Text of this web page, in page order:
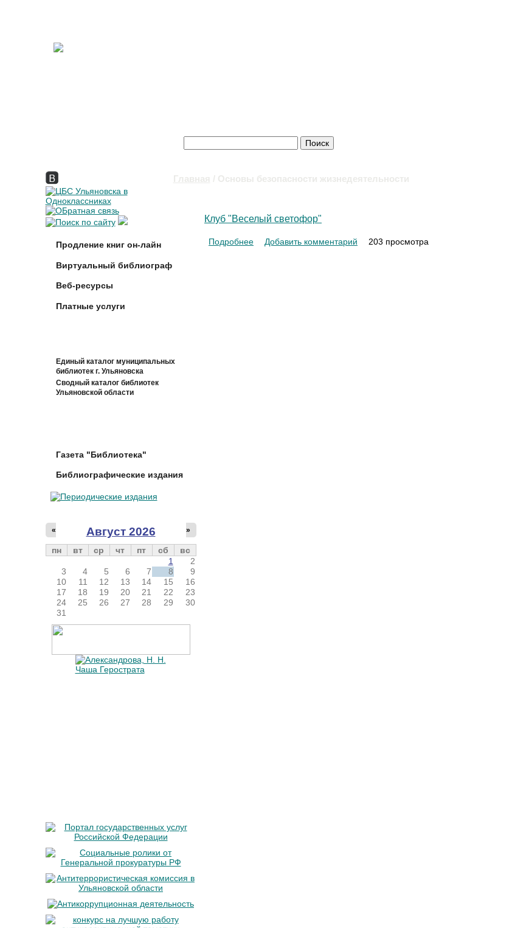
Главная / Основы безопасности жизнедеятельности
Продление книг он-лайн
Виртуальный библиограф
Веб-ресурсы
Платные услуги
Единый каталог муниципальных
библиотек г. Ульяновска
Сводный каталог библиотек
Ульяновской области
Газета "Библиотека"
Библиографические издания
Август 2026
« »
пн вт ср чт пт сб
вс
1
2
3
4 5 6 7 8
9
10
11 12 13 14 15
16
17
18 19 20 21 22
23
24
25 26 27 28 29
30
31
Клуб "Веселый светофор"
Подробнее о Клуб "Веселый светофор"
Добавить комментарий 203 просмотра